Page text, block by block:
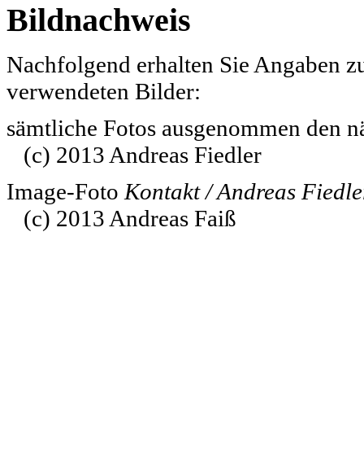
Bildnachweis
Nachfolgend erhalten Sie Angaben
verwendeten Bilder:
sämtliche Fotos ausgenommen den
(c) 2013 Andreas Fiedler
Image-Foto Kontakt / Andreas
(c) 2013 Andreas Faiß